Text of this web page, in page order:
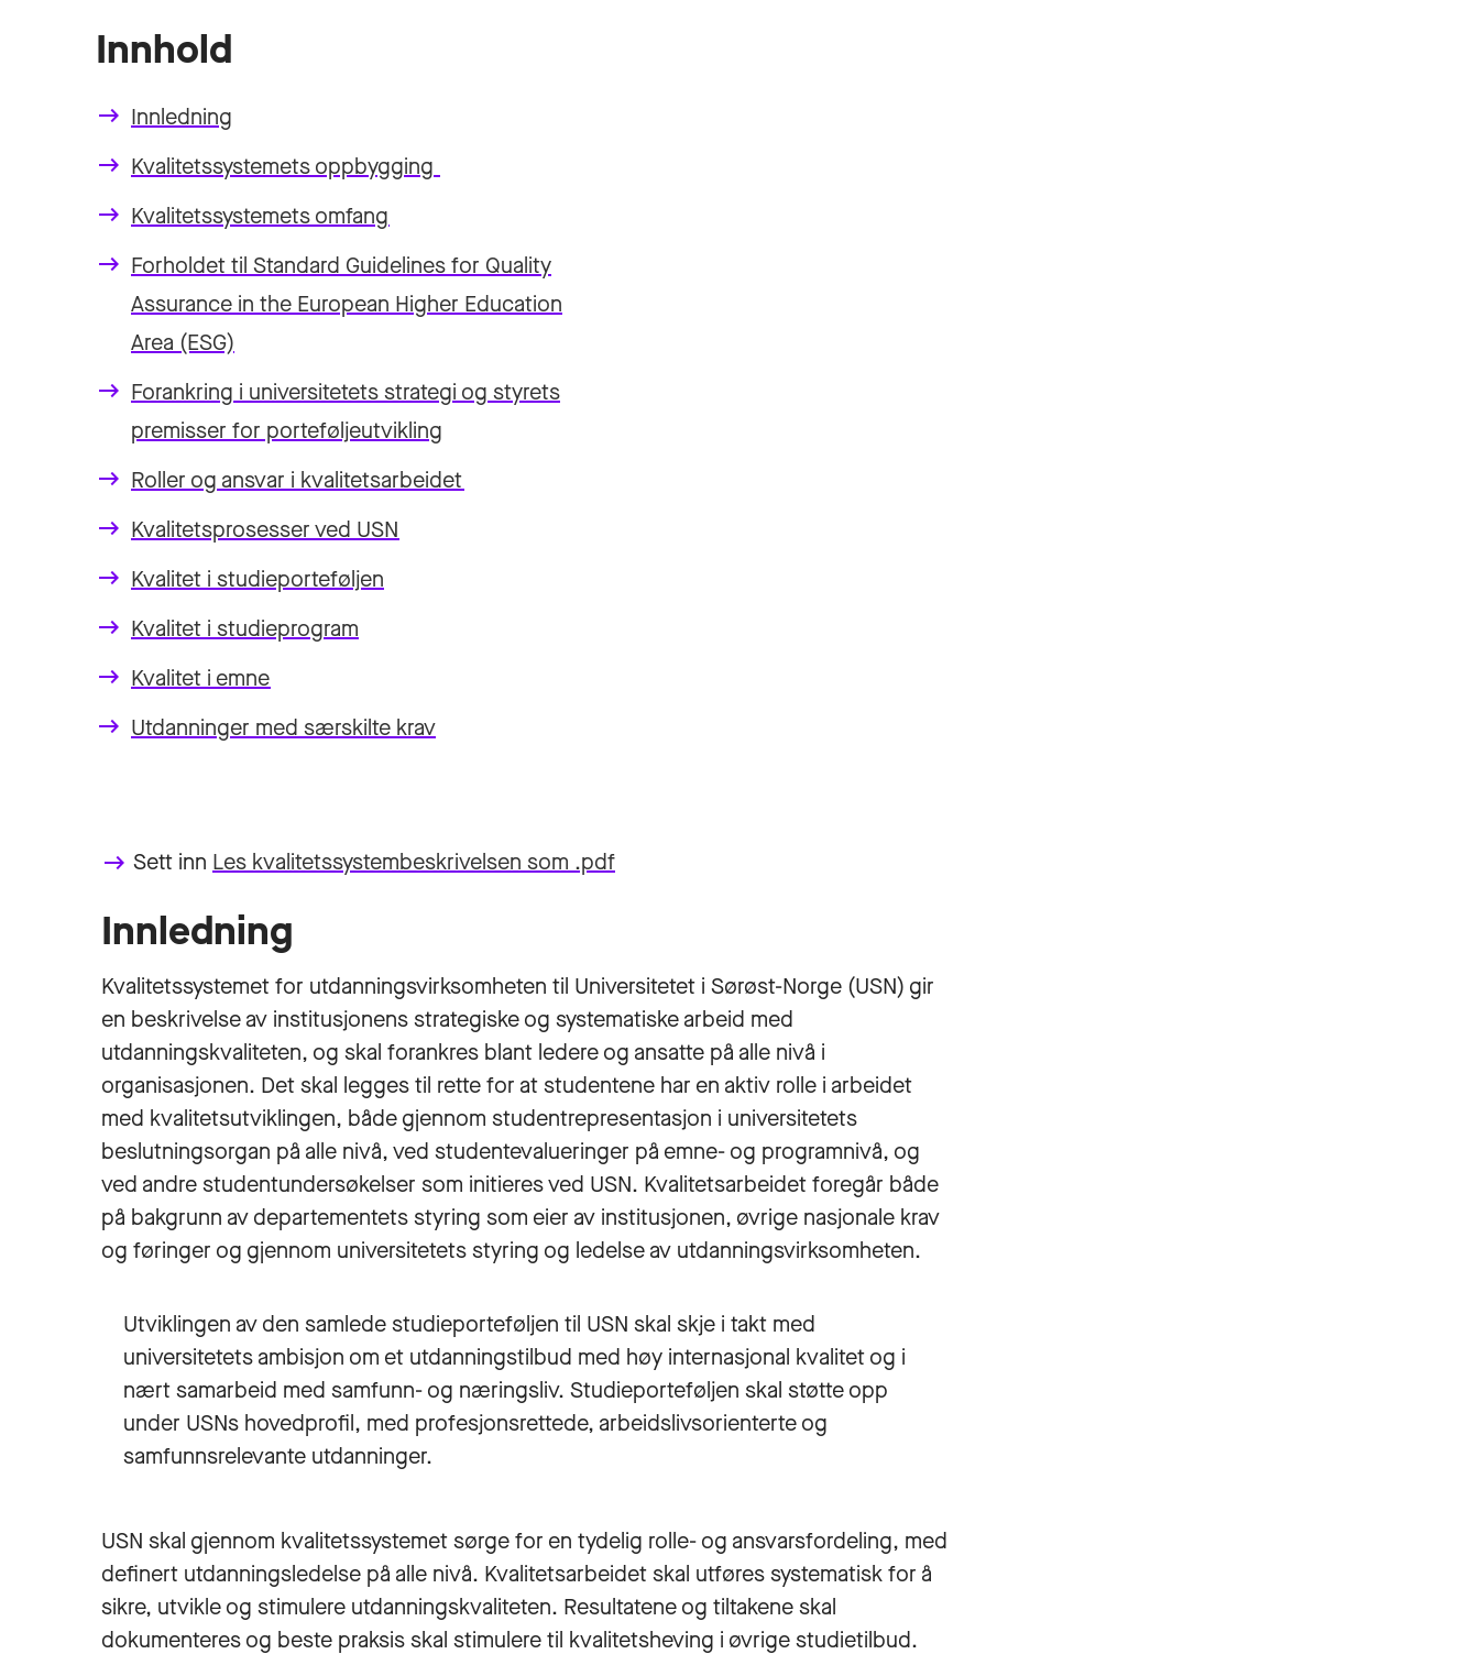
keyboard_backspace Sett inn Les kvalitetssystembeskrivelsen som .pdf
Innledning
Kvalitetssystemet for utdanningsvirksomheten til Universitetet i Sørøst-Norge (USN) gir
en beskrivelse av institusjonens strategiske og systematiske arbeid med
utdanningskvaliteten, og skal forankres blant ledere og ansatte på alle nivå i
organisasjonen. Det skal legges til rette for at studentene har en aktiv rolle i arbeidet
med kvalitetsutviklingen, både gjennom studentrepresentasjon i universitetets
beslutningsorgan på alle nivå, ved studentevalueringer på emne- og programnivå, og
ved andre studentundersøkelser som initieres ved USN. Kvalitetsarbeidet foregår både
på bakgrunn av departementets styring som eier av institusjonen, øvrige nasjonale krav
og føringer og gjennom universitetets styring og ledelse av utdanningsvirksomheten.
Utviklingen av den samlede studieporteføljen til USN skal skje i takt med
universitetets ambisjon om et utdanningstilbud med høy internasjonal kvalitet og i
nært samarbeid med samfunn- og næringsliv. Studieporteføljen skal støtte opp
under USNs hovedprofil, med profesjonsrettede, arbeidslivsorienterte og
samfunnsrelevante utdanninger.
USN skal gjennom kvalitetssystemet sørge for en tydelig rolle- og ansvarsfordeling, med
definert utdanningsledelse på alle nivå. Kvalitetsarbeidet skal utføres systematisk for å
sikre, utvikle og stimulere utdanningskvaliteten. Resultatene og tiltakene skal
dokumenteres og beste praksis skal stimulere til kvalitetsheving i øvrige studietilbud.